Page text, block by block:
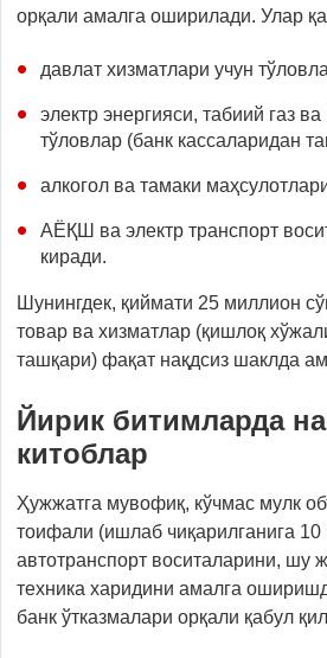
орқали амалга оширилади. Улар
давлат хизматлари учун
электр энергияси, табиий газ
тўловлар (банк кассаларидан
алкогол ва тамаки
АЁҚШ ва электр транспорт
киради.
Шунингдек, қиймати 25 миллион
товар ва хизматлар (қишлоқ
ташқари) фақат нақдсиз шаклда
Йирик битимларда
китоблар
Ҳужжатга мувофиқ, кўчмас мулк
тоифали (ишлаб чиқарилганига
автотранспорт воситаларини, шу
техника харидини амалга
банк ўтказмалари орқали қабул